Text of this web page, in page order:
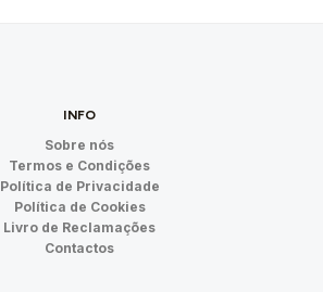
INFO
Sobre nós
Termos e Condições
Política de Privacidade
Política de Cookies
Livro de Reclamações
Contactos